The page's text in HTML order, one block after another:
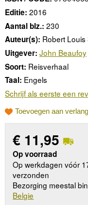
Editie: 2016
Aantal blz.: 230
Auteur(s): Robert
Uitgever: John Beaufoy
Soort: Reisverhaal
Taal: Engels
Schrijf als eerste een
Toevoegen aan
€ 11,95
Op voorraad
Op werkdagen vóór
verzonden
Bezorging meestal
Belgie